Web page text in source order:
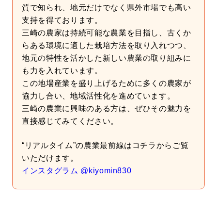
質で知られ、地元だけでなく県外市場でも高い
支持を得ております。
三崎の農家は持続可能な農業を目指し、古くか
らある環境に適した栽培方法を取り入れつつ、
地元の特性を活かした新しい農業の取り組みに
も力を入れています。
この地場産業を盛り上げるために多くの農家が
協力し合い、地域活性化を進めています。
三崎の農業に興味のある方は、ぜひその魅力を
直接感じてみてください。
“リアルタイム”の農業最前線はコチラからご覧
いただけます。
インスタグラム @kiyomin830